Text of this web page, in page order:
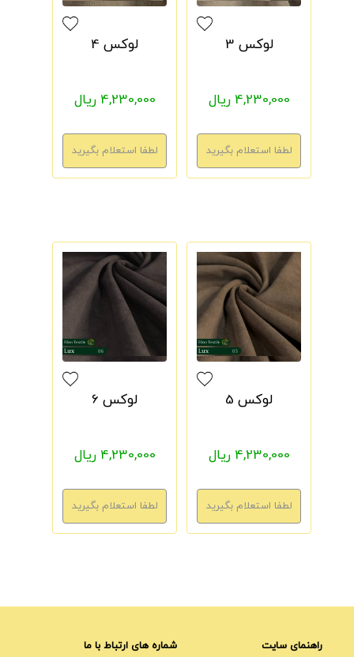
لوکس 3
4,230,000 ریال
لوکس 4
4,230,000 ریال
لوکس 5
4,230,000 ریال
لوکس 6
4,230,000 ریال
راهنمای سایت شماره های ارتباط با ما